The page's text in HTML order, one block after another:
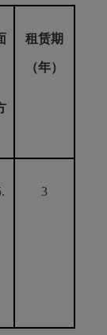
租赁期
（年）
3